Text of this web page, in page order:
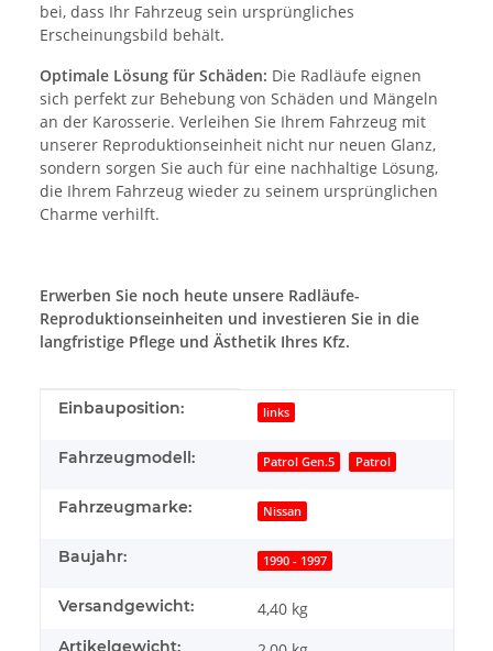
bei, dass Ihr Fahrzeug sein ursprüngliches
Erscheinungsbild behält.
Optimale Lösung für Schäden: Die Radläufe eignen
sich perfekt zur Behebung von Schäden und Mängeln
an der Karosserie. Verleihen Sie Ihrem Fahrzeug mit
unserer Reproduktionseinheit nicht nur neuen Glanz,
sondern sorgen Sie auch für eine nachhaltige Lösung,
die Ihrem Fahrzeug wieder zu seinem ursprünglichen
Charme verhilft.
Erwerben Sie noch heute unsere Radläufe-
Reproduktionseinheiten und investieren Sie in die
langfristige Pflege und Ästhetik Ihres Kfz.
Produkteigenschaft
Wert
Einbauposition: links
Fahrzeugmodell: Patrol Gen.5 Patrol
Fahrzeugmarke: Nissan
Baujahr: 1990 - 1997
Versandgewicht: 4,40 kg
Artikelgewicht: